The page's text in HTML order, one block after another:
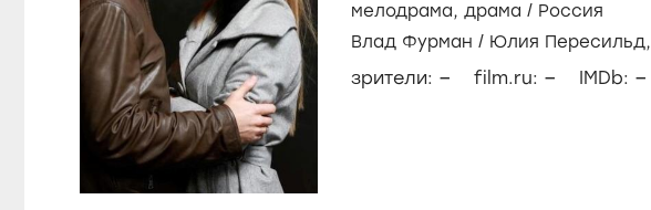
мелодрама, драма / Россия
Влад Фурман / Юлия Пересильд,
зрители: – film.ru: – IMDb: –